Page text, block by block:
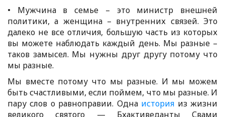
• Мужчина в семье – это министр внешней
политики, а женщина – внутренних связей. Это
далеко не все отличия, большую часть из которых
вы можете наблюдать каждый день. Мы разные –
таков замысел. Мы нужны друг другу потому что
мы разные.
Мы вместе потому что мы разные. И мы можем
быть счастливыми, если поймем, что мы разные. И
пару слов о равноправии. Одна история из жизни
великого святого — Бхактиведанты Свами